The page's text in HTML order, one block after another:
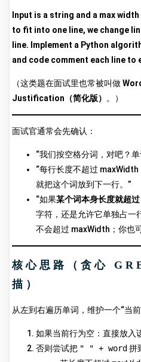
Input is a string and a max
to fit into one line, we change
line. Implement a Python
and code comment each line to
（这类题在面试里也常被叫做
Justification（简化版）
。）
面试官通常会先确认：
“我们按空格分词，对吧？
“每行长度不超过
就把这个词放到下一行。”
“如果某个词本身长度就超
字符，还是允许它单独占一
不会超过 maxWidth；你也
核心思路（贪心
描）
从左到右遍历单词，维护一个“当前
如果当前行为空：直接放入
否则尝试把 " " + word 拼